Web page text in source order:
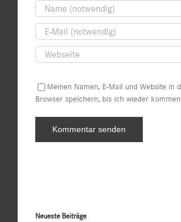
Meinen Namen, E-Mail und Website in
Browser speichern, bis ich wieder
Neueste Beiträge